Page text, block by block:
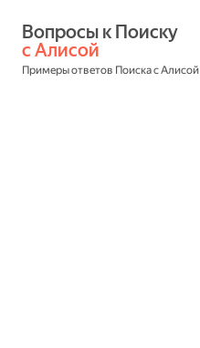
с Алисой
Примеры ответов Поиска с Алисой